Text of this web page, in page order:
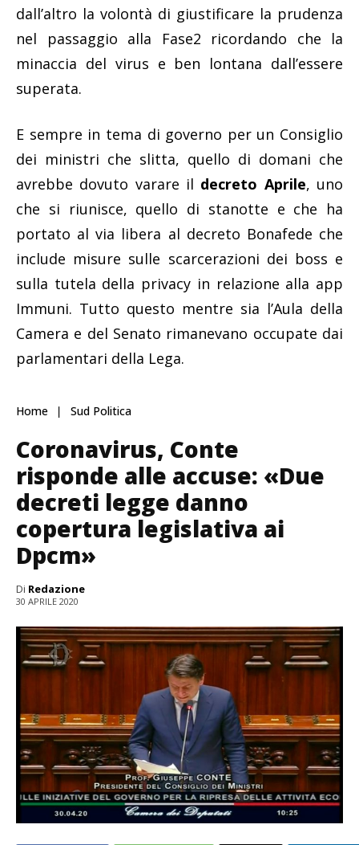
dall’altro la volontà di giustificare la prudenza
nel passaggio alla Fase2 ricordando che la
minaccia del virus e ben lontana dall’essere
superata.
E sempre in tema di governo per un Consiglio
dei ministri che slitta, quello di domani che
avrebbe dovuto varare il decreto Aprile, uno
che si riunisce, quello di stanotte e che ha
portato al via libera al decreto Bonafede che
include misure sulle scarcerazioni dei boss e
sulla tutela della privacy in relazione alla app
Immuni. Tutto questo mentre sia l’Aula della
Camera e del Senato rimanevano occupate dai
parlamentari della Lega.
Home Sud Politica
Coronavirus, Conte
risponde alle accuse: «Due
decreti legge danno
copertura legislativa ai
Dpcm»
Di Redazione
30 APRILE 2020